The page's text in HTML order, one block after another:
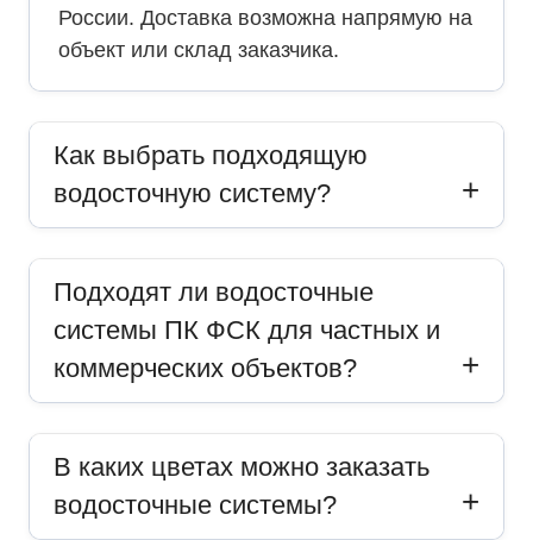
России. Доставка возможна напрямую на
объект или склад заказчика.
Как выбрать подходящую
водосточную систему?
Подходят ли водосточные
системы ПК ФСК для частных и
коммерческих объектов?
В каких цветах можно заказать
водосточные системы?